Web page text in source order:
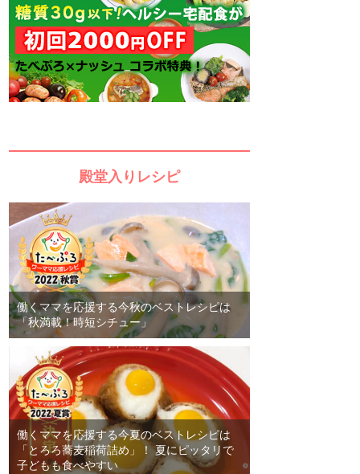
殿堂入りレシピ
働くママを応援する今秋のベストレシピは
「秋満載！時短シチュー」
働くママを応援する今夏のベストレシピは
「とろろ蕎麦稲荷詰め」！ 夏にピッタリで
子どもも食べやすい